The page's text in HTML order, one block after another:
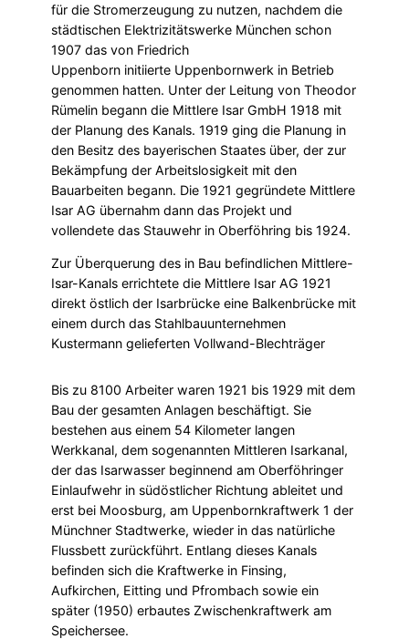
für die Stromerzeugung zu nutzen, nachdem die
städtischen Elektrizitätswerke München schon
1907 das von Friedrich
Uppenborn initiierte Uppenbornwerk in Betrieb
genommen hatten. Unter der Leitung von Theodor
Rümelin begann die Mittlere Isar GmbH 1918 mit
der Planung des Kanals. 1919 ging die Planung in
den Besitz des bayerischen Staates über, der zur
Bekämpfung der Arbeitslosigkeit mit den
Bauarbeiten begann. Die 1921 gegründete Mittlere
Isar AG übernahm dann das Projekt und
vollendete das Stauwehr in Oberföhring bis 1924.
Zur Überquerung des in Bau befindlichen Mittlere-
Isar-Kanals errichtete die Mittlere Isar AG 1921
direkt östlich der Isarbrücke eine Balkenbrücke mit
einem durch das Stahlbauunternehmen
Kustermann gelieferten Vollwand-Blechträger
Bis zu 8100 Arbeiter waren 1921 bis 1929 mit dem
Bau der gesamten Anlagen beschäftigt. Sie
bestehen aus einem 54 Kilometer langen
Werkkanal, dem sogenannten Mittleren Isarkanal,
der das Isarwasser beginnend am Oberföhringer
Einlaufwehr in südöstlicher Richtung ableitet und
erst bei Moosburg, am Uppenbornkraftwerk 1 der
Münchner Stadtwerke, wieder in das natürliche
Flussbett zurückführt. Entlang dieses Kanals
befinden sich die Kraftwerke in Finsing,
Aufkirchen, Eitting und Pfrombach sowie ein
später (1950) erbautes Zwischenkraftwerk am
Speichersee.